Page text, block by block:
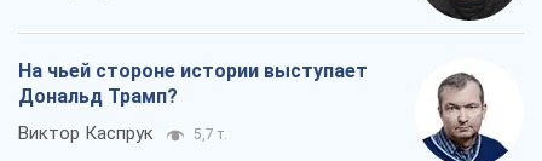
На чьей стороне истории выступает
Дональд Трамп?
Виктор Каспрук 5,7 т.